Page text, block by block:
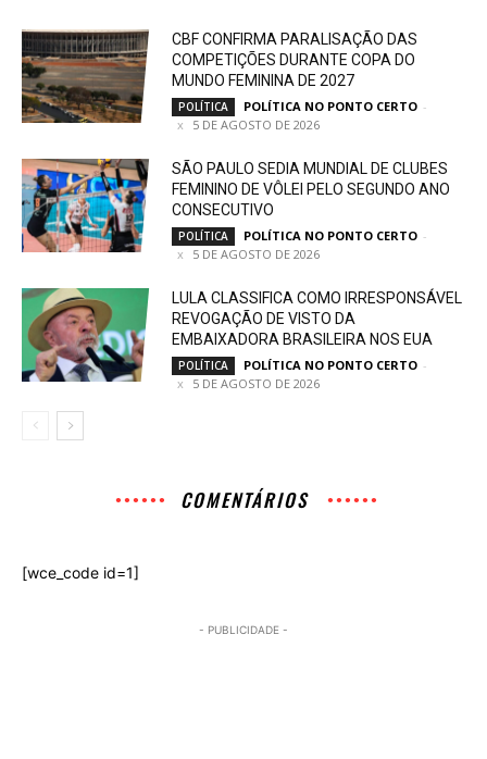
CBF CONFIRMA PARALISAÇÃO DAS
COMPETIÇÕES DURANTE COPA DO
MUNDO FEMININA DE 2027
POLÍTICA POLÍTICA NO PONTO CERTO -
5 DE AGOSTO DE 2026
SÃO PAULO SEDIA MUNDIAL DE CLUBES
FEMININO DE VÔLEI PELO SEGUNDO ANO
CONSECUTIVO
POLÍTICA POLÍTICA NO PONTO CERTO -
5 DE AGOSTO DE 2026
LULA CLASSIFICA COMO IRRESPONSÁVEL
REVOGAÇÃO DE VISTO DA
EMBAIXADORA BRASILEIRA NOS EUA
POLÍTICA POLÍTICA NO PONTO CERTO -
5 DE AGOSTO DE 2026
COMENTÁRIOS
[wce_code id=1]
- PUBLICIDADE -